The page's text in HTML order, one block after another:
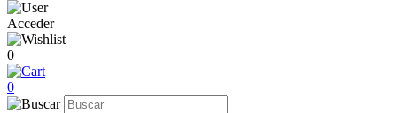
Acceder
0
0